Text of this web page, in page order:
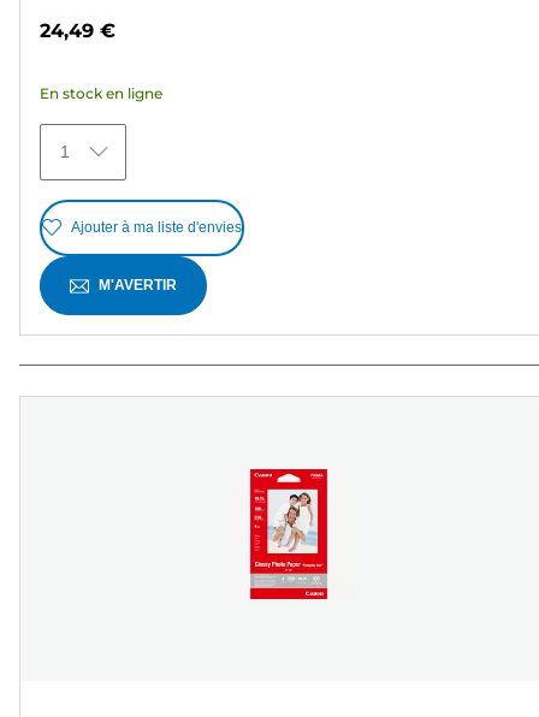
5
5
avis
24,49 €
En stock en ligne
1
Ajouter à ma liste d'envies
M'AVERTIR